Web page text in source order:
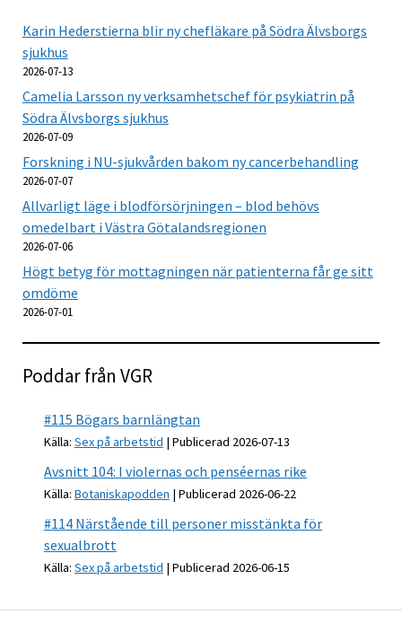
Karin Hederstierna blir ny chefläkare på Södra Älvsborgs
sjukhus
2026-07-13
Camelia Larsson ny verksamhetschef för psykiatrin på
Södra Älvsborgs sjukhus
2026-07-09
Forskning i NU-sjukvården bakom ny cancerbehandling
2026-07-07
Allvarligt läge i blodförsörjningen – blod behövs
omedelbart i Västra Götalandsregionen
2026-07-06
Högt betyg för mottagningen när patienterna får ge sitt
omdöme
2026-07-01
Poddar från VGR
#115 Bögars barnlängtan
Källa: Sex på arbetstid Publicerad 2026-07-13
Avsnitt 104: I violernas och penséernas rike
Källa: Botaniskapodden Publicerad 2026-06-22
#114 Närstående till personer misstänkta för
sexualbrott
Källa: Sex på arbetstid Publicerad 2026-06-15